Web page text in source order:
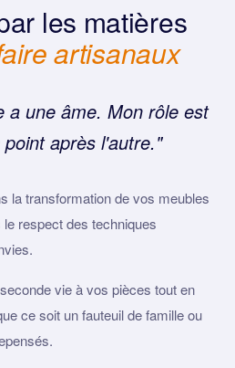
les matières
artisanaux
a une âme. Mon rôle est
après l'autre."
la transformation de vos meubles
respect des techniques
vie à vos pièces tout en
ce soit un fauteuil de famille ou